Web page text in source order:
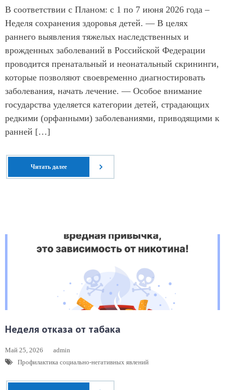
В соответствии с Планом: с 1 по 7 июня 2026 года –
Неделя сохранения здоровья детей. — В целях
раннего выявления тяжелых наследственных и
врожденных заболеваний в Российской Федерации
проводится пренатальный и неонатальный скрининги,
которые позволяют своевременно диагностировать
заболевания, начать лечение. — Особое внимание
государства уделяется категории детей, страдающих
редкими (орфанными) заболеваниями, приводящими к
ранней […]
Читать далее
Неделя отказа от табака
Май 25, 2026
admin
Профилактика социально-негативных явлений